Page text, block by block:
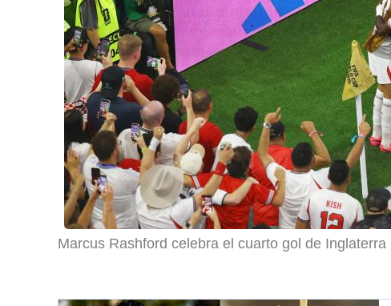
Marcus Rashford celebra el cuarto gol de Inglaterra